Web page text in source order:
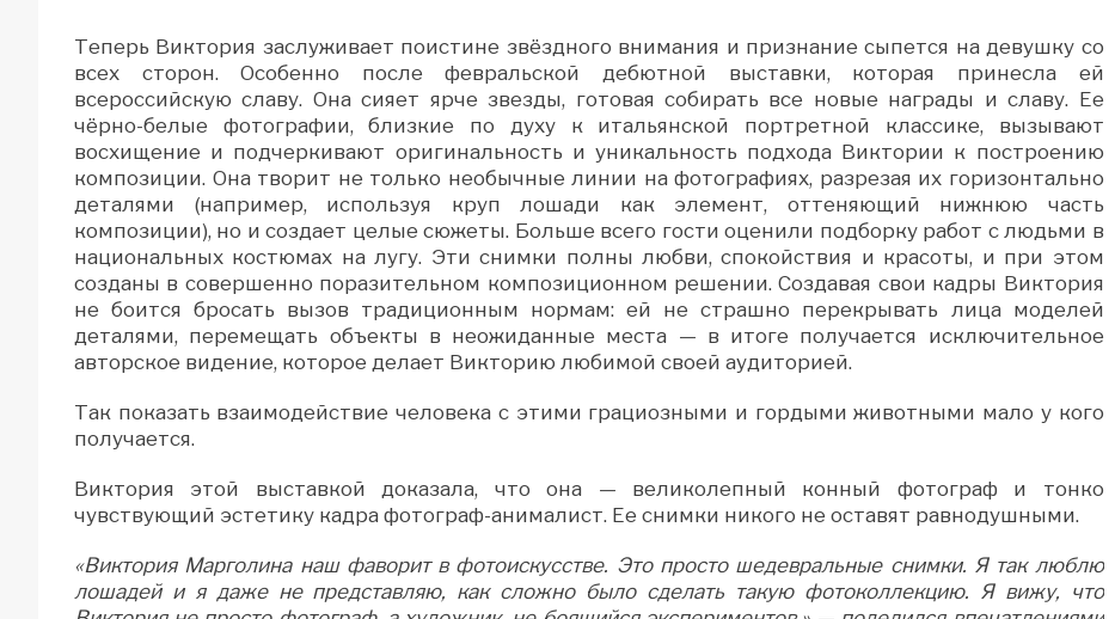
Теперь Виктория заслуживает поистине звёздного внимания и признание сыпется на девушку со
всех сторон. Особенно после февральской дебютной выставки, которая принесла ей
всероссийскую славу. Она сияет ярче звезды, готовая собирать все новые награды и славу. Ее
чёрно-белые фотографии, близкие по духу к итальянской портретной классике, вызывают
восхищение и подчеркивают оригинальность и уникальность подхода Виктории к построению
композиции. Она творит не только необычные линии на фотографиях, разрезая их горизонтально
деталями (например, используя круп лошади как элемент, оттеняющий нижнюю часть
композиции), но и создает целые сюжеты. Больше всего гости оценили подборку работ с людьми в
национальных костюмах на лугу. Эти снимки полны любви, спокойствия и красоты, и при этом
созданы в совершенно поразительном композиционном решении. Создавая свои кадры Виктория
не боится бросать вызов традиционным нормам: ей не страшно перекрывать лица моделей
деталями, перемещать объекты в неожиданные места — в итоге получается исключительное
авторское видение, которое делает Викторию любимой своей аудиторией.
Так показать взаимодействие человека с этими грациозными и гордыми животными мало у кого
получается.
Виктория этой выставкой доказала, что она — великолепный конный фотограф и тонко
чувствующий эстетику кадра фотограф-анималист. Ее снимки никого не оставят равнодушными.
«Виктория Марголина наш фаворит в фотоискусстве. Это просто шедевральные снимки. Я так люблю
лошадей и я даже не представляю, как сложно было сделать такую фотоколлекцию. Я вижу, что